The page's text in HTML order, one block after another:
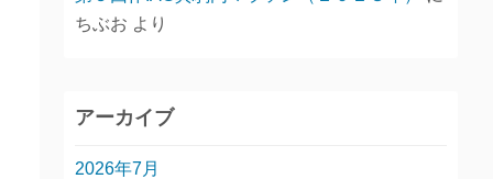
ちぶお より
アーカイブ
2026年7月